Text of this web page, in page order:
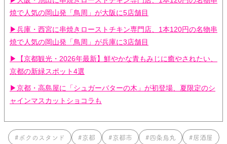
焼で人気の岡山発「鳥周」が大阪に5店舗目
▶兵庫・西宮に串焼きローストチキン専門店、1本120円の名物串
焼で人気の岡山発「鳥周」が兵庫に3店舗目
▶【京都観光・2026年最新】鮮やかな青もみじに癒やされたい、
京都の新緑スポット4選
▶京都・高島屋に「シュガーバターの木」が初登場、夏限定のシ
ャインマスカットショコラも
#ボクのスタンド #京都 #京都市 #四条烏丸 #居酒屋